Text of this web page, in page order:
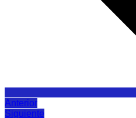
Anterior
Siguiente